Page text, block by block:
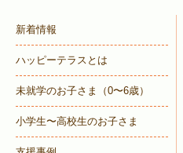
トレキング
新着情報
ハッピーテラスとは
未就学のお子さま （0〜6歳）
小学生〜高校生のお子さま